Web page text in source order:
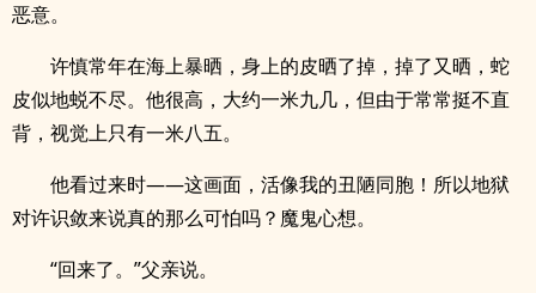
恶意。
许慎常年在海上暴晒，身上的皮晒了掉，掉了又晒，蛇
皮似地蜕不尽。他很高，大约一米九几，但由于常常挺不直
背，视觉上只有一米八五。
他看过来时——这画面，活像我的丑陋同胞！所以地狱
对许识敛来说真的那么可怕吗？魔鬼心想。
“回来了。”父亲说。